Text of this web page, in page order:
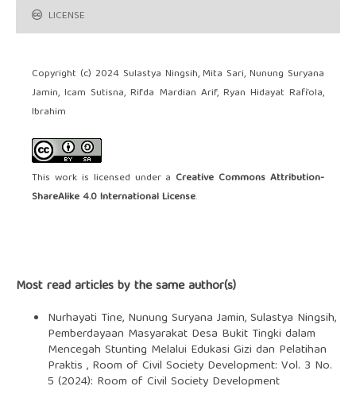
LICENSE
Copyright (c) 2024 Sulastya Ningsih, Mita Sari, Nunung Suryana
Jamin, Icam Sutisna, Rifda Mardian Arif, Ryan Hidayat Rafi’ola,
Ibrahim
This work is licensed under a Creative Commons Attribution-
ShareAlike 4.0 International License.
Most read articles by the same author(s)
Nurhayati Tine, Nunung Suryana Jamin, Sulastya Ningsih,
Pemberdayaan Masyarakat Desa Bukit Tingki dalam
Mencegah Stunting Melalui Edukasi Gizi dan Pelatihan
Praktis , Room of Civil Society Development: Vol. 3 No.
5 (2024): Room of Civil Society Development